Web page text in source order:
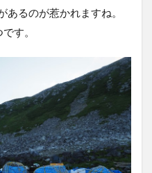
るのが惹かれますね。
す。